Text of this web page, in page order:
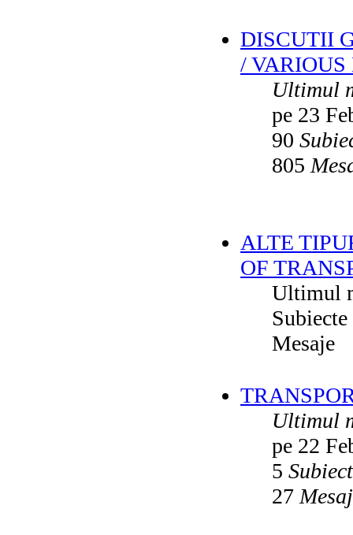
DISCUTII
/ VARIOUS
Ultimul
pe 23
90
805
ALTE
OF
Ultimul
Subiecte
Mesaje
Ultimul
pe 22
5
27